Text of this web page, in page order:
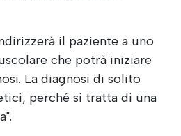
il paziente a uno
che potrà iniziare
La diagnosi di solito
perché si tratta di una